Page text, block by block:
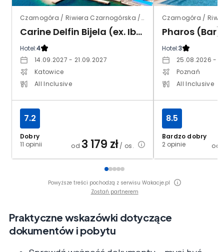
Czarnogóra / Riwiera Czarnogórska / Bijela
Carine Delfin Bijela (ex. Iberostar Bijela Delfin)
Hotel:4
14.09.2027 - 21.09.2027
Katowice
All Inclusive
Dobry
11 opinii
7.2
od 3 179 zł/ os.
Pharos (Bar)
Hotel:3
25.08.2026 -
Poznań
All Inclusive
Bardzo dobry
2 opinie
8.5
od
Powyższe treści pochodzą z serwisu Wakacje.pl
Zostań partnerem
Praktyczne wskazówki dotyczące
dokumentów i pobytu